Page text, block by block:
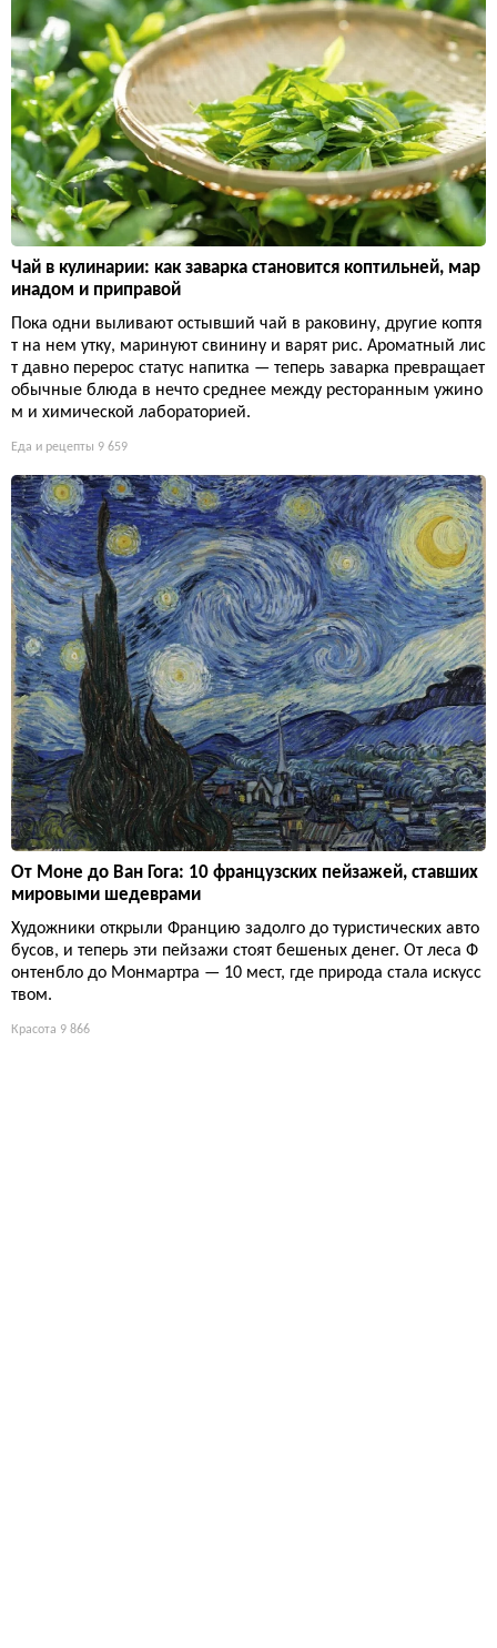
Чай в кулинарии: как заварка становится коптильней, мар
инадом и приправой
Пока одни выливают остывший чай в раковину, другие коптя
т на нем утку, маринуют свинину и варят рис. Ароматный лис
т давно перерос статус напитка — теперь заварка превращает
обычные блюда в нечто среднее между ресторанным ужино
м и химической лабораторией.
Еда и рецепты 9 659
От Моне до Ван Гога: 10 французских пейзажей, ставших
мировыми шедеврами
Художники открыли Францию задолго до туристических авто
бусов, и теперь эти пейзажи стоят бешеных денег. От леса Ф
онтенбло до Монмартра — 10 мест, где природа стала искусс
твом.
Красота 9 866